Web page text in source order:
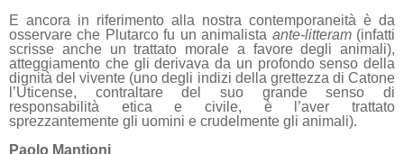
E ancora in riferimento alla nostra contemporaneità è da
osservare che Plutarco fu un animalista ante-litteram(infatti
scrisse anche un trattato morale a favore degli animali),
atteggiamento che gli derivava da un profondo senso della
dignità del vivente (uno degli indizi della grettezza di Catone
l’Uticense, contraltare del suo grande senso di
responsabilità etica e civile, è l’aver trattato
sprezzantemente gli uomini e crudelmente gli animali).
Paolo Mantioni